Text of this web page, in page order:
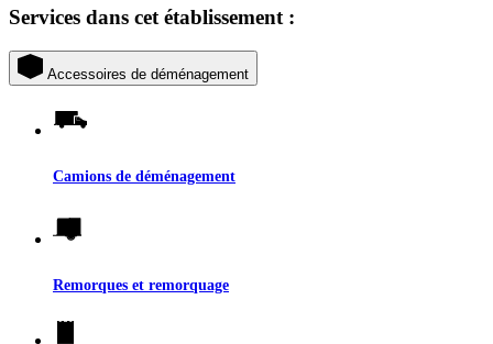
Services dans cet établissement :
Accessoires de déménagement
Camions de déménagement
Remorques et remorquage